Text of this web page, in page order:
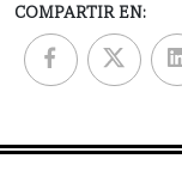
COMPARTIR EN: